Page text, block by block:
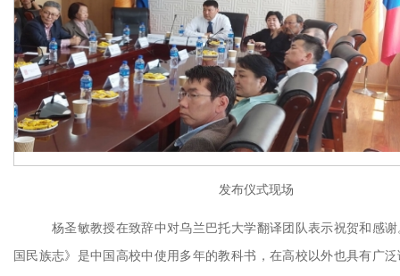
发布仪式现场
杨圣敏教授在致辞中对乌兰巴托大学翻译团队表示祝贺和感
国民族志》是中国高校中使用多年的教科书，在高校以外也具有广